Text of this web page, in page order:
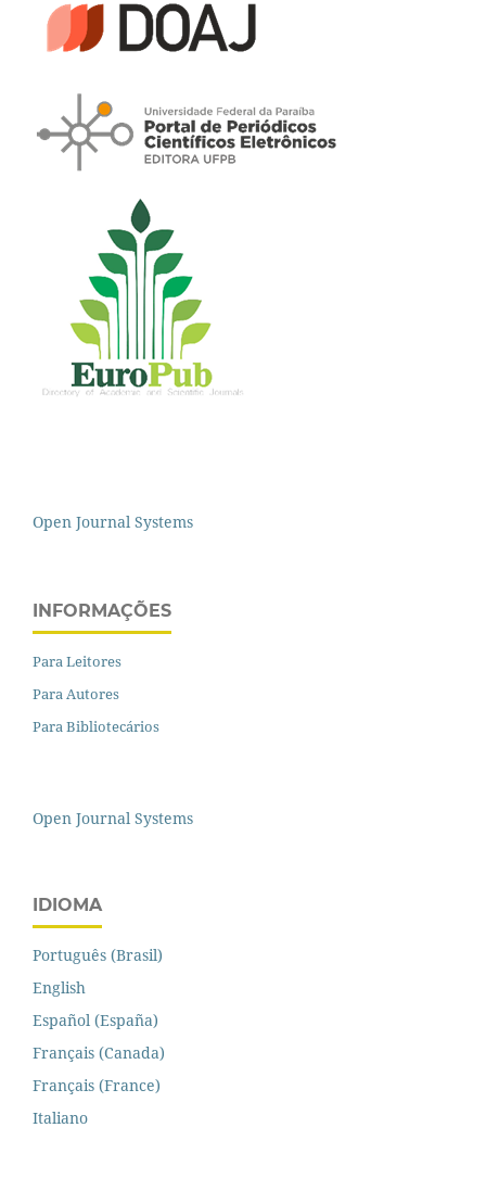
Open Journal Systems
INFORMAÇÕES
Para Leitores
Para Autores
Para Bibliotecários
Open Journal Systems
IDIOMA
Português (Brasil)
English
Español (España)
Français (Canada)
Français (France)
Italiano